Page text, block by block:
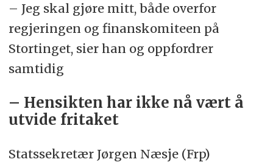
– Jeg skal gjøre mitt, både overfor
regjeringen og finanskomiteen på
Stortinget, sier han og oppfordrer
samtidig
– Hensikten har ikke nå vært å
utvide fritaket
Statssekretær Jørgen Næsje (Frp)